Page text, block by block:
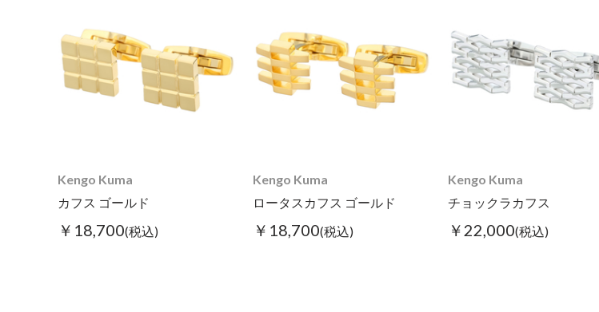
Kengo Kuma
カフス ゴールド
￥18,700(税込)
Kengo Kuma
ロータスカフス ゴールド
￥18,700(税込)
Kengo Kuma
チョックラカフス
￥22,000(税込)